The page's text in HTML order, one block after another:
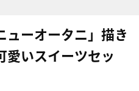
ューオータニ」描き
愛いスイーツセッ